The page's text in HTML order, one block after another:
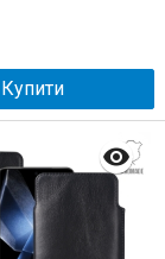
Купити